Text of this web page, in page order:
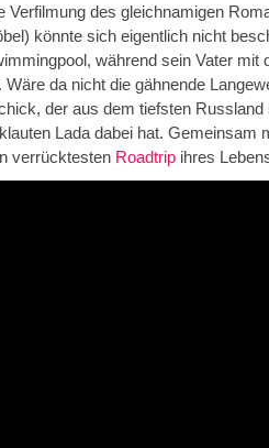
Verfilmung des gleichnamigen
könnte sich eigentlich nicht
während sein Vater mit
Wäre da nicht die gähnende
der aus dem tiefsten
Lada dabei hat. Gemeinsam
verrücktesten Roadtrip ihres